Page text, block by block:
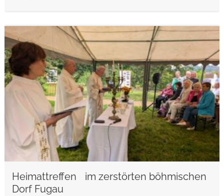
Heimattreffen im zerstörten böhmischen
Dorf Fugau
weiterlesen